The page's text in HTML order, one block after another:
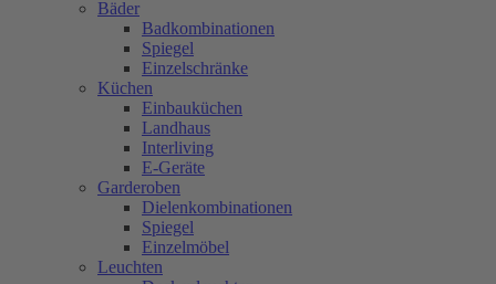
Bäder
Badkombinationen
Spiegel
Einzelschränke
Küchen
Einbauküchen
Landhaus
Interliving
E-Geräte
Garderoben
Dielenkombinationen
Spiegel
Einzelmöbel
Leuchten